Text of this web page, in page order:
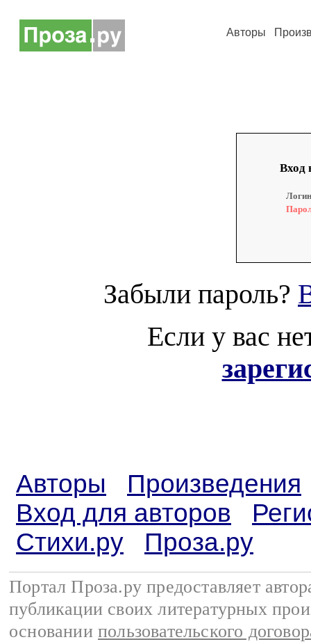
Авторы
Вход
Забыли пароль?
Если у вас
Авторы
Произведения
Вход для авторов
Стихи.ру
Проза.ру
Портал Проза.ру предоставляет
публикации своих литературных
основании пользовательского